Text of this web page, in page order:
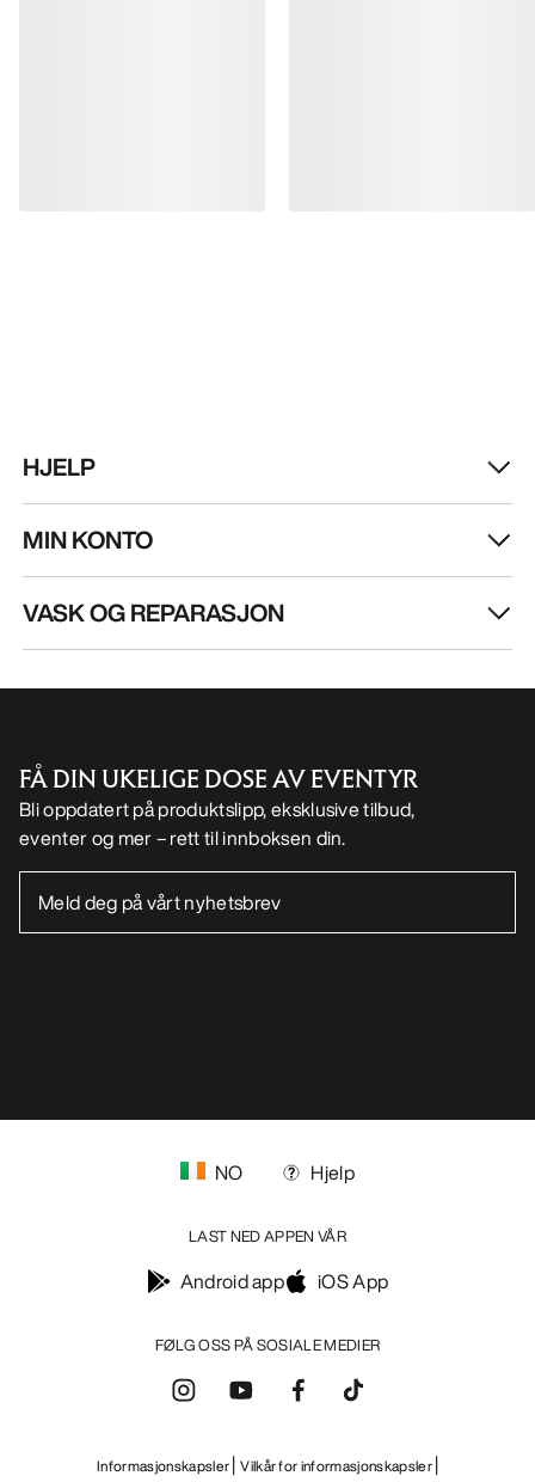
HJELP
MIN KONTO
VASK OG REPARASJON
FÅ DIN UKELIGE DOSE AV EVENTYR
Bli oppdatert på produktslipp, eksklusive tilbud,
eventer og mer – rett til innboksen din.
FØLG OSS PÅ SOSIALE MEDIER
NO Hjelp
LAST NED APPEN VÅR
Android app iOS App
Informasjonskapsler Vilkår for informasjonskapsler